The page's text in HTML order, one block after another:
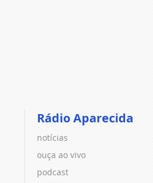
Rádio Aparecida
notícias
ouça ao vivo
podcast